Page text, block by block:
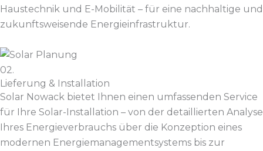
Haustechnik und E-Mobilität – für eine nachhaltige und
zukunftsweisende Energieinfrastruktur.
02.
Lieferung & Installation
Solar Nowack bietet Ihnen einen umfassenden Service
für Ihre Solar-Installation – von der detaillierten Analyse
Ihres Energieverbrauchs über die Konzeption eines
modernen Energiemanagementsystems bis zur